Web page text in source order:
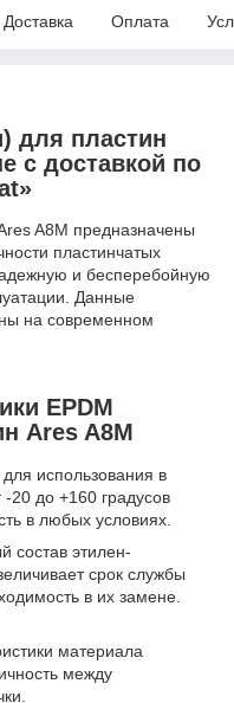
Доставка Оплата
для пластин
с доставкой по
A8М предназначены
пластинчатых
и бесперебойную
Данные
на современном
EPDM
Ares A8М
использования в
20 до +160 градусов
в любых условиях.
состав этилен-
срок службы
в их замене.
материала
между